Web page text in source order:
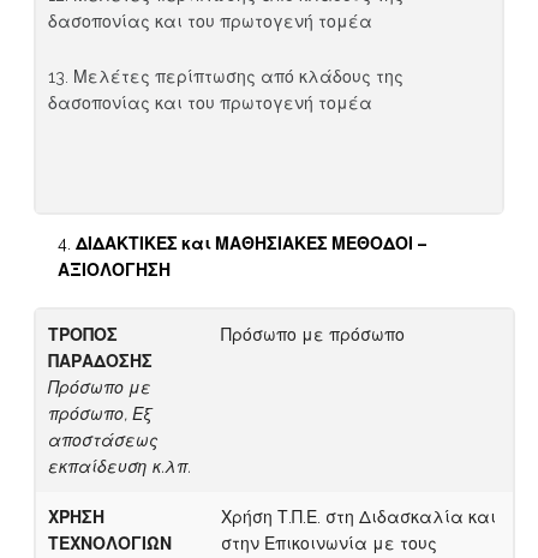
δασοπονίας και του πρωτογενή τομέα
13. Μελέτες περίπτωσης από κλάδους της
δασοπονίας και του πρωτογενή τομέα
ΔΙΔΑΚΤΙΚΕΣ και ΜΑΘΗΣΙΑΚΕΣ ΜΕΘΟΔΟΙ –
ΑΞΙΟΛΟΓΗΣΗ
ΤΡΟΠΟΣ
ΠΑΡΑΔΟΣΗΣ
Πρόσωπο με
πρόσωπο, Εξ
αποστάσεως
εκπαίδευση κ.λπ.
Πρόσωπο με πρόσωπο
ΧΡΗΣΗ
ΤΕΧΝΟΛΟΓΙΩΝ
Χρήση Τ.Π.Ε. στη Διδασκαλία και
στην Επικοινωνία με τους